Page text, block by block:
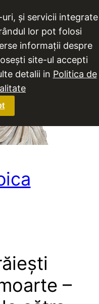
–
și servicii integrate
lor pot folosi
informații despre
site-ul accepti
detalii in Politica de